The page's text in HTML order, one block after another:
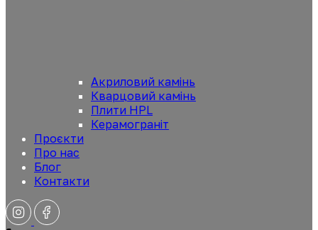
Акриловий камінь
Кварцовий камінь
Плити HPL
Керамограніт
Проєкти
Про нас
Блог
Контакти